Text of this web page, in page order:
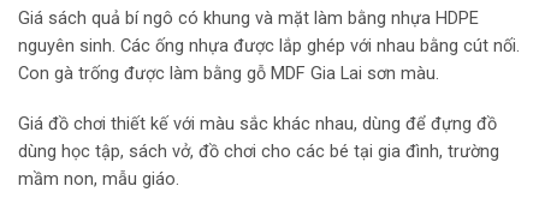
Giá sách quả bí ngô có khung và mặt làm bằng nhựa HDPE
nguyên sinh. Các ống nhựa được lắp ghép với nhau bằng cút nối.
Con gà trống được làm bằng gỗ MDF Gia Lai sơn màu.
Giá đồ chơi thiết kế với màu sắc khác nhau, dùng để đựng đồ
dùng học tập, sách vở, đồ chơi cho các bé tại gia đình, trường
mầm non, mẫu giáo.